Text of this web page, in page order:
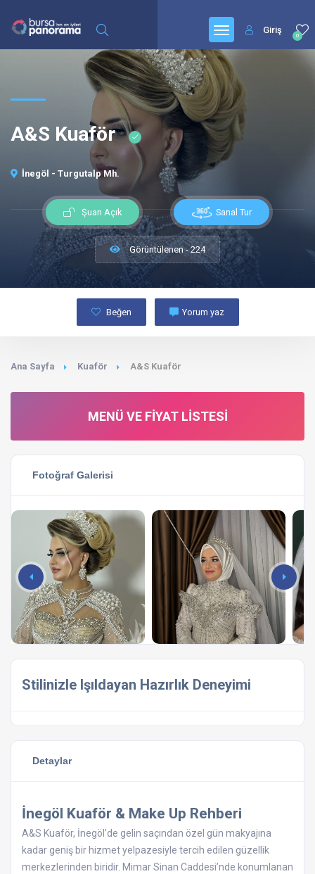
0
Giriş
A&S Kuaför
İnegöl - Turgutalp Mh.
Şuan Açık Sanal Tur
Görüntülenen - 224
Beğen Yorum yaz
Ana Sayfa Kuaför A&S Kuaför
MENÜ VE FIYAT LISTESI
Fotoğraf Galerisi
Stilinizle Işıldayan Hazırlık Deneyimi
Detaylar
İnegöl Kuaför & Make Up Rehberi
A&S Kuaför, İnegöl’de gelin saçından özel gün makyajına
kadar geniş bir hizmet yelpazesiyle tercih edilen güzellik
merkezlerinden biridir. Mimar Sinan Caddesi’nde konumlanan